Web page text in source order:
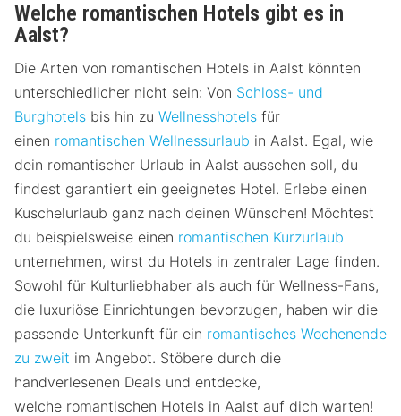
Welche romantischen Hotels gibt es in
Aalst?
Die Arten von romantischen Hotels in Aalst könnten
unterschiedlicher nicht sein: Von Schloss- und
Burghotels bis hin zu Wellnesshotels für
einen romantischen Wellnessurlaub in Aalst. Egal, wie
dein romantischer Urlaub in Aalst aussehen soll, du
findest garantiert ein geeignetes Hotel. Erlebe einen
Kuschelurlaub ganz nach deinen Wünschen! Möchtest
du beispielsweise einen romantischen Kurzurlaub
unternehmen, wirst du Hotels in zentraler Lage finden.
Sowohl für Kulturliebhaber als auch für Wellness-Fans,
die luxuriöse Einrichtungen bevorzugen, haben wir die
passende Unterkunft für ein romantisches Wochenende
zu zweit im Angebot. Stöbere durch die
handverlesenen Deals und entdecke,
welche romantischen Hotels in Aalst auf dich warten!